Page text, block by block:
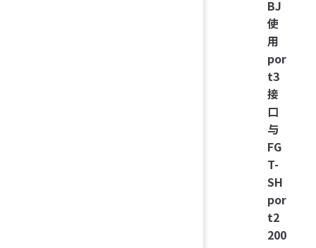
BJ
使
用
por
t3
接
口
与
FG
T-
SH
por
t2
200